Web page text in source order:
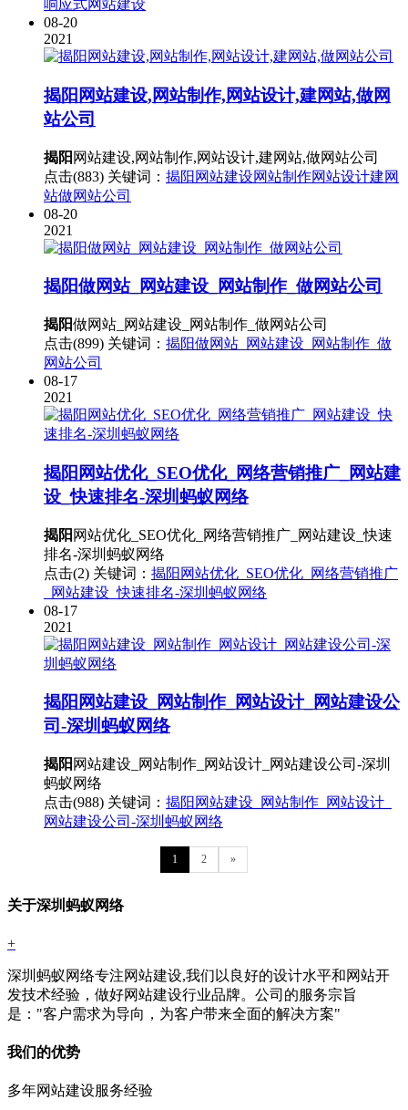
响应式网站建设
08-20
2021
揭阳 网站建设,网站制作,网站设计,建网站,做网
站公司
揭阳 网站建设,网站制作,网站设计,建网站,做网站公司
点击(883) 关键词： 揭阳网站建设网站制作网站设计建网
站做网站公司
08-20
2021
揭阳做网站_网站建设_网站制作_做网站公司
揭阳做网站_网站建设_网站制作_做网站公司
点击(899) 关键词： 揭阳做网站_网站建设_网站制作_做
网站公司
08-17
2021
揭阳 网站优化_SEO优化_网络营销推广_网站建
设_快速排名-深圳蚂蚁网络
揭阳 网站优化_SEO优化_网络营销推广_网站建设_快速
排名-深圳蚂蚁网络
点击(2) 关键词： 揭阳网站优化_SEO优化_网络营销推广
_网站建设_快速排名-深圳蚂蚁网络
08-17
2021
揭阳 网站建设_网站制作_网站设计_网站建设公
司-深圳蚂蚁网络
揭阳 网站建设_网站制作_网站设计_网站建设公司-深圳
蚂蚁网络
点击(988) 关键词： 揭阳网站建设_网站制作_网站设计_
网站建设公司-深圳蚂蚁网络
1 2 »
关于深圳蚂蚁网络
+
深圳蚂蚁网络专注网站建设,我们以良好的设计水平和网站开
发技术经验，做好网站建设行业品牌。公司的服务宗旨
是："客户需求为导向，为客户带来全面的解决方案"
我们的优势
多年网站建设服务经验